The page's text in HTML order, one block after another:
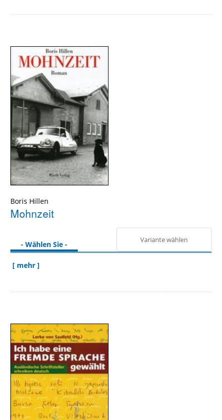
Boris Hillen
Mohnzeit
- Wählen Sie -
Variante wählen
[ mehr ]